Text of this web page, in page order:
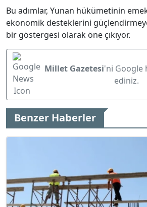
Bu adımlar, Yunan hükümetinin
ekonomik desteklerini
bir göstergesi olarak öne çıkıyor.
Millet Gazetesi'ni Google
ediniz.
Benzer Haberler